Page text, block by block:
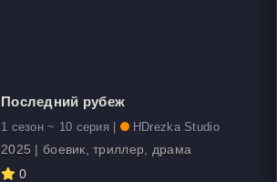
Последний рубеж
1 сезон ~ 10 серия | HDrezka Studio
2025 | боевик, триллер, драма
0